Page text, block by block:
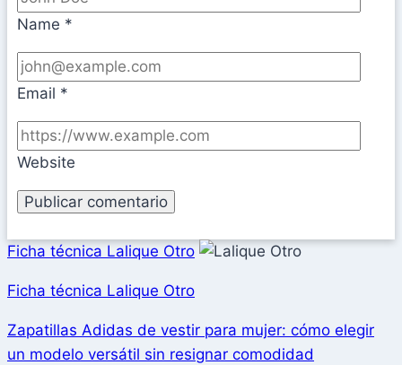
Name *
Email *
Website
Ficha técnica Lalique Otro
Ficha técnica Lalique Otro
Zapatillas Adidas de vestir para mujer: cómo elegir
un modelo versátil sin resignar comodidad